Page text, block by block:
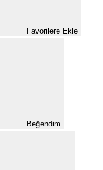
Favorilere Ekle
Beğendim